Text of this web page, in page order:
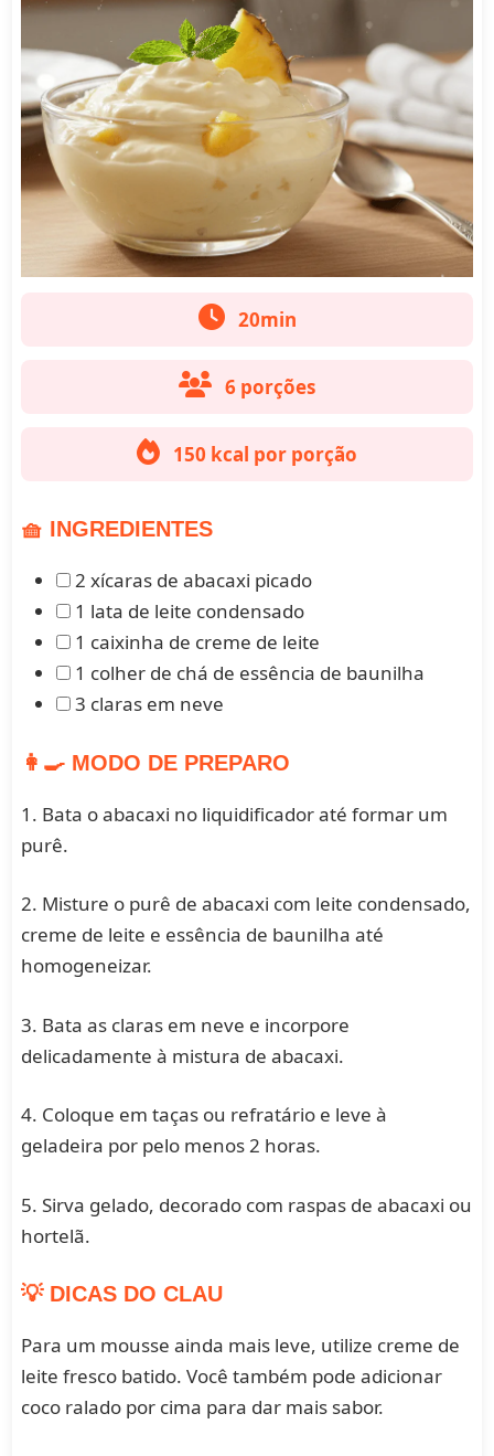
20min
6 porções
150 kcal por porção
🧺 INGREDIENTES
2 xícaras de abacaxi picado
1 lata de leite condensado
1 caixinha de creme de leite
1 colher de chá de essência de baunilha
3 claras em neve
👩‍🍳 MODO DE PREPARO
1. Bata o abacaxi no liquidificador até formar um
purê.
2. Misture o purê de abacaxi com leite condensado,
creme de leite e essência de baunilha até
homogeneizar.
3. Bata as claras em neve e incorpore
delicadamente à mistura de abacaxi.
4. Coloque em taças ou refratário e leve à
geladeira por pelo menos 2 horas.
5. Sirva gelado, decorado com raspas de abacaxi ou
hortelã.
💡 DICAS DO CLAU
Para um mousse ainda mais leve, utilize creme de
leite fresco batido. Você também pode adicionar
coco ralado por cima para dar mais sabor.